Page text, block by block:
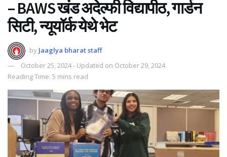
– BAWS खंड अदेल्फी विद्यापीठ, गार्डन
सिटी, न्यूयॉर्क येथे भेट
by Jaaglya bharat staff
October 25, 2024 - Updated on October 29, 2024
Reading Time: 5 mins read